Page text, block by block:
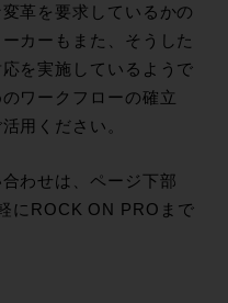
革を要求しているかの
カーもまた、そうした
を実施しているようで
ワークフローの確立
用ください。
わせは、ページ下部
にROCK ON PROまで